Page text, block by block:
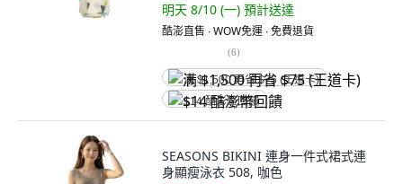
明天 8/10 (一) 預計送達
酷澎直售 ∙ WOW免運 ∙ 免費退貨
(6)
满 $1,500 再省 $75 (王道卡)
$14 酷澎幣回饋
SEASONS BIKINI 連身一件式裙式連
身顯瘦泳衣 508, 咖色